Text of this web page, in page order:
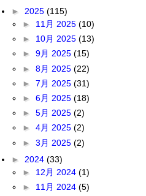
► 2025 (115)
► 11月 2025 (10)
► 10月 2025 (13)
► 9月 2025 (15)
► 8月 2025 (22)
► 7月 2025 (31)
► 6月 2025 (18)
► 5月 2025 (2)
► 4月 2025 (2)
► 3月 2025 (2)
► 2024 (33)
► 12月 2024 (1)
► 11月 2024 (5)